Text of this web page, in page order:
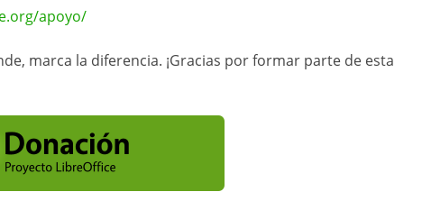
apoyo/
marca la diferencia. ¡Gracias por formar parte de esta